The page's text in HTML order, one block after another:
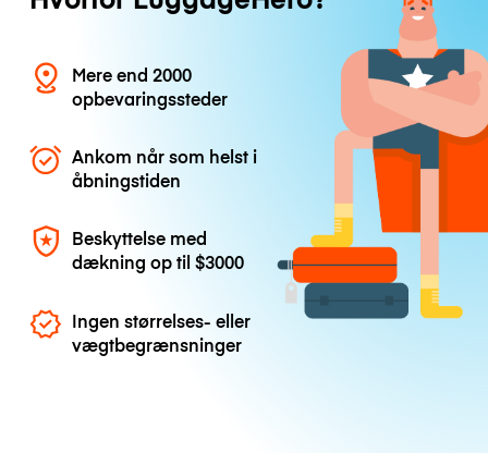
Mere end 2000
opbevaringssteder
Ankom når som helst i
åbningstiden
Beskyttelse med
dækning op til$3000
Ingen størrelses- eller
vægtbegrænsninger